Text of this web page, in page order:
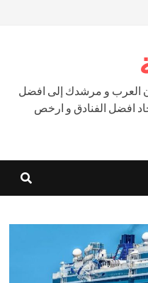
العرب و مرشدك إلى افضل
افضل الفنادق و ارخص